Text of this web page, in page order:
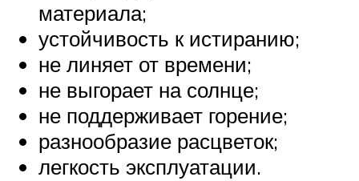
материала;
устойчивость к истиранию;
не линяет от времени;
не выгорает на солнце;
не поддерживает горение;
разнообразие расцветок;
легкость эксплуатации.